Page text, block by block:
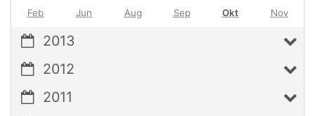
Feb Jun Aug Sep Okt Nov
2013
2012
2011